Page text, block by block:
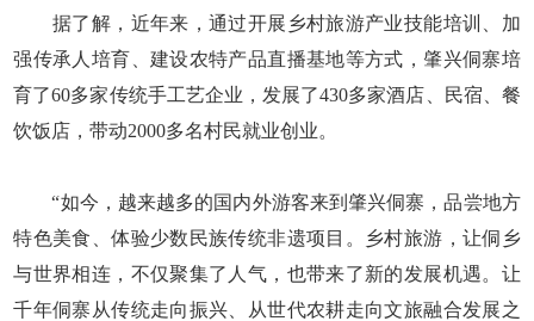
据了解，近年来，通过开展乡村旅游产业技能培训、加
强传承人培育、建设农特产品直播基地等方式，肇兴侗寨培
育了60多家传统手工艺企业，发展了430多家酒店、民宿、餐
饮饭店，带动2000多名村民就业创业。
“如今，越来越多的国内外游客来到肇兴侗寨，品尝地方
特色美食、体验少数民族传统非遗项目。乡村旅游，让侗乡
与世界相连，不仅聚集了人气，也带来了新的发展机遇。让
千年侗寨从传统走向振兴、从世代农耕走向文旅融合发展之